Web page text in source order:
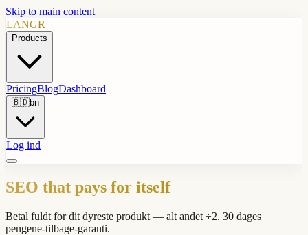
Skip to main content
LANGR
Products
PricingBlogDashboard
🇧🇩bn
Log ind
SEO that pays for itself
Betal fuldt for dit dyreste produkt — alt andet ÷2. 30 dages
pengene-tilbage-garanti.